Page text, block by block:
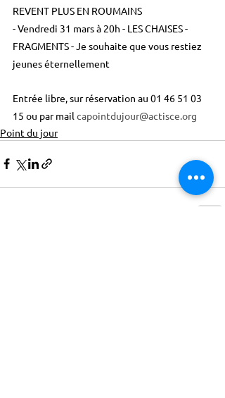
REVENT PLUS EN ROUMAINS
- Vendredi 31 mars à 20h - LES CHAISES -
FRAGMENTS - Je souhaite que vous restiez
jeunes éternellement
Entrée libre, sur réservation au 01 46 51 03
15 ou par mail capointdujour@actisce.org
Point du jour